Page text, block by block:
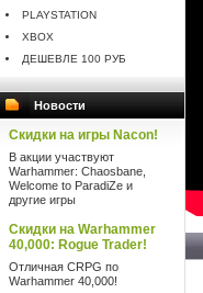
PLAYSTATION
XBOX
ДЕШЕВЛЕ 100 РУБ
Новости
Скидки на игры Nacon!
В акции участвуют
Warhammer: Chaosbane,
Welcome to ParadiZe и
другие игры
Скидки на Warhammer
40,000: Rogue Trader!
Отличная CRPG по
Warhammer 40,000!